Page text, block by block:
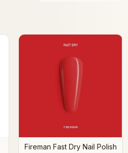
Fireman Fast Dry Nail Polish